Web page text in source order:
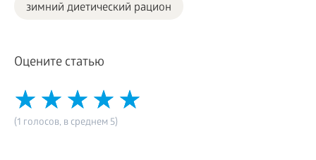
зимний диетический рацион
Оцените статью
(1 голосов, в среднем 5)